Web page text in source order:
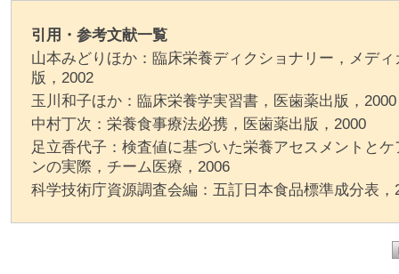
引用・参考文献一覧
山本みどりほか：臨床栄養ディクショナリー，メディ
版，2002
玉川和子ほか：臨床栄養学実習書，医歯薬出版，2000
中村丁次：栄養食事療法必携，医歯薬出版，2000
足立香代子：検査値に基づいた栄養アセスメントとケ
ンの実際，チーム医療，2006
科学技術庁資源調査会編：五訂日本食品標準成分表，